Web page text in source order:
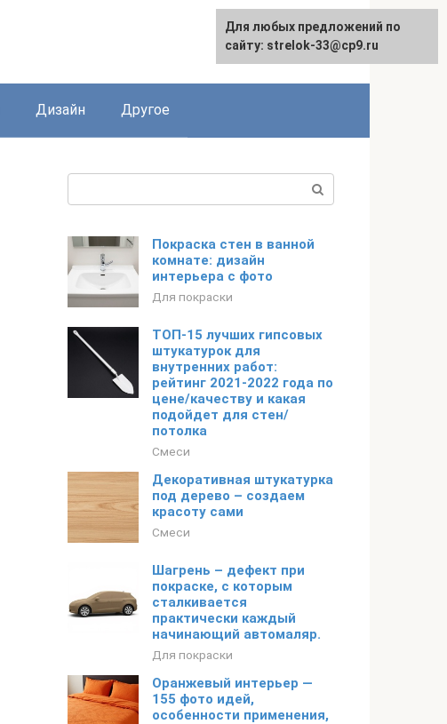
Дизайн Другое
Покраска стен в ванной
комнате: дизайн
интерьера с фото
Для покраски
ТОП-15 лучших гипсовых
штукатурок для
внутренних работ:
рейтинг 2021-2022 года по
цене/качеству и какая
подойдет для стен/
потолка
Смеси
Декоративная штукатурка
под дерево – создаем
красоту сами
Смеси
Шагрень – дефект при
покраске, с которым
сталкивается
практически каждый
начинающий автомаляр.
Для покраски
Оранжевый интерьер —
155 фото идей,
особенности применения,
Для любых предложений по
сайту: strelok-33@cp9.ru
Для любых предложений по
сайту: strelok-33@cp9.ru